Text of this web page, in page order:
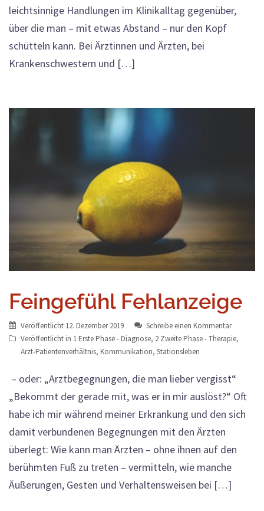
leichtsinnige Handlungen im Klinikalltag gegenüber,
über die man – mit etwas Abstand – nur den Kopf
schütteln kann. Bei Ärztinnen und Ärzten, bei
Krankenschwestern und […]
Feingefühl Fehlanzeige
Veröffentlicht 12. Dezember 2019
Schreibe einen Kommentar
Veröffentlicht in 1 Erste Phase - Diagnose, 2 Zweite Phase - Therapie,
Arzt-Patientenverhältnis, Kommunikation, Stationsleben
– oder: „Arztbegegnungen, die man lieber vergisst“
„Bekommt der gerade mit, was er in mir auslöst?“ Oft
habe ich mir während meiner Erkrankung und den sich
damit verbundenen Begegnungen mit den Ärzten
überlegt: Wie kann man Ärzten – ohne ihnen auf den
berühmten Fuß zu treten – vermitteln, wie manche
Äußerungen, Gesten und Verhaltensweisen bei […]